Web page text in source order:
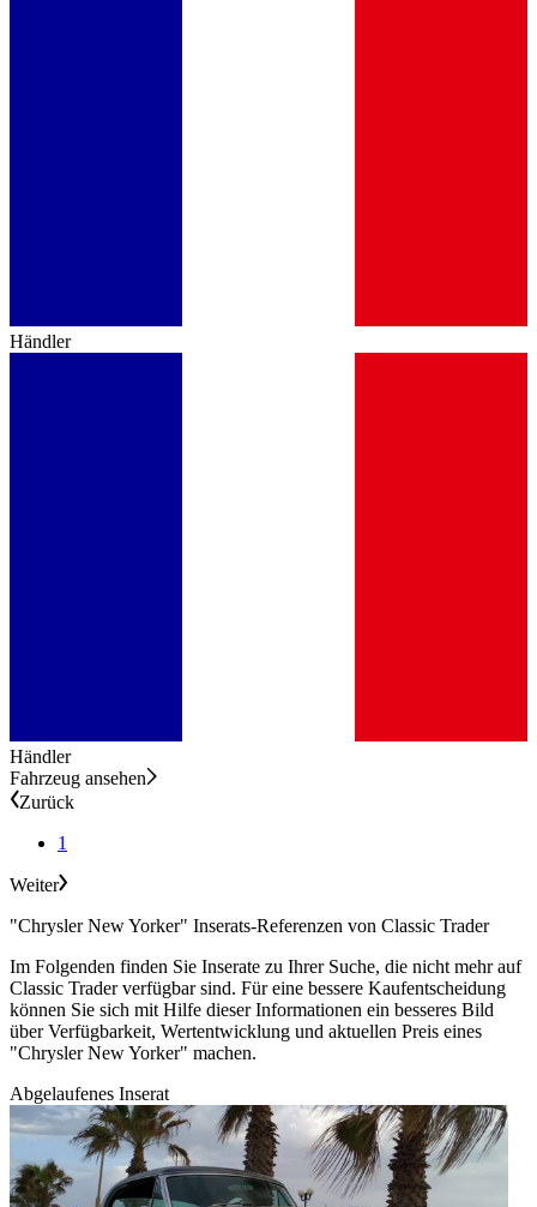
Händler
Händler
Fahrzeug ansehen
Zurück
1
Weiter
"Chrysler New Yorker" Inserats-Referenzen von Classic Trader
Im Folgenden finden Sie Inserate zu Ihrer Suche, die nicht mehr auf
Classic Trader verfügbar sind. Für eine bessere Kaufentscheidung
können Sie sich mit Hilfe dieser Informationen ein besseres Bild
über Verfügbarkeit, Wertentwicklung und aktuellen Preis eines
"Chrysler New Yorker" machen.
Abgelaufenes Inserat